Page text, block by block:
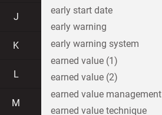
J
K
L
M
early start date
early warning
early warning system
earned value (1)
earned value (2)
earned value management
earned value technique